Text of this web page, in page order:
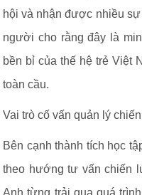
hội và nhận được nhiều
người cho rằng đây là
bền bỉ của thế hệ trẻ Việt
toàn cầu.
Vai trò cố vấn quản lý
Bên cạnh thành tích học
theo hướng tư vấn chiến
Anh từng trải qua quá